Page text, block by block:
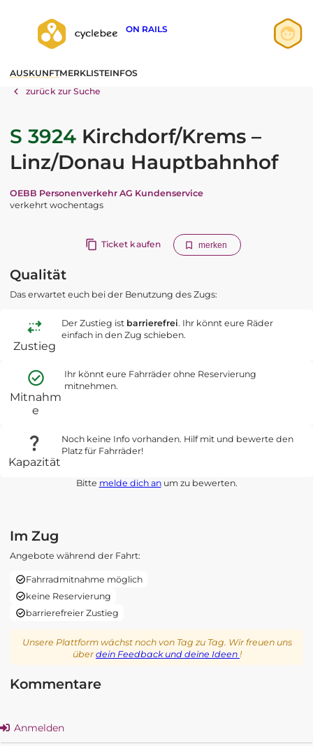
ON RAILS
AUSKUNFTMERKLISTEINFOS
zurück zur Suche
S 3924 Kirchdorf/Krems –
Linz/Donau Hauptbahnhof
OEBB Personenverkehr AG Kundenservice
verkehrt wochentags
Ticket kaufen merken
Qualität
Das erwartet euch bei der Benutzung des Zugs:
Zustieg
Der Zustieg ist barrierefrei. Ihr könnt eure Räder
einfach in den Zug schieben.
Mitnahm
e
Ihr könnt eure Fahrräder ohne Reservierung
mitnehmen.
Kapazität
Noch keine Info vorhanden. Hilf mit und bewerte den
Platz für Fahrräder!
Bitte melde dich anum zu bewerten.
Im Zug
Angebote während der Fahrt:
Fahrradmitnahme möglich
keine Reservierung
barrierefreier Zustieg
Unsere Plattform wächst noch von Tag zu Tag. Wir freuen uns
überdein Feedback und deine Ideen !
Kommentare
Anmelden